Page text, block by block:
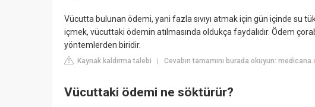
Vücutta bulunan ödemi, yani fazla sıvıyı atmak için gün içinde su
içmek, vücuttaki ödemin atılmasında oldukça faydalıdır. Ödem
yöntemlerden biridir.
Kaynak kaldırma talebi | Cevabın tamamını burada okuyun:
Vücuttaki ödemi ne söktürür?